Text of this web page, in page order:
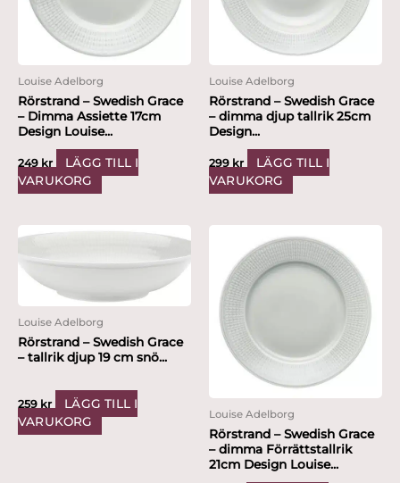
Louise Adelborg
Rörstrand – Swedish Grace
– Dimma Assiette 17cm
Design Louise...
249 kr
LÄGG TILL I
VARUKORG
Louise Adelborg
Rörstrand – Swedish Grace
– dimma djup tallrik 25cm
Design...
299 kr
LÄGG TILL I
VARUKORG
Louise Adelborg
Rörstrand – Swedish Grace
– tallrik djup 19 cm snö...
259 kr
LÄGG TILL I
VARUKORG
Louise Adelborg
Rörstrand – Swedish Grace
– dimma Förrättstallrik
21cm Design Louise...